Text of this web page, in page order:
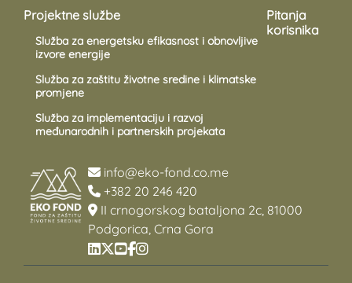
Projektne službe
Služba za energetsku efikasnost i obnovljive
izvore energije
Služba za zaštitu životne sredine i klimatske
promjene
Služba za implementaciju i razvoj
međunarodnih i partnerskih projekata
Pitanja
korisnika
info@eko-fond.co.me
+382 20 246 420
II crnogorskog bataljona 2c, 81000
Podgorica, Crna Gora